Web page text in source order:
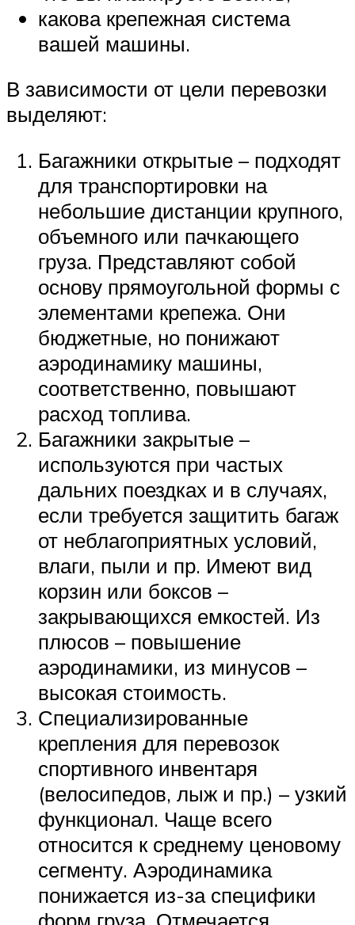
какова крепежная система
вашей машины.
В зависимости от цели перевозки
выделяют:
Багажники открытые – подходят
для транспортировки на
небольшие дистанции крупного,
объемного или пачкающего
груза. Представляют собой
основу прямоугольной формы с
элементами крепежа. Они
бюджетные, но понижают
аэродинамику машины,
соответственно, повышают
расход топлива.
Багажники закрытые –
используются при частых
дальних поездках и в случаях,
если требуется защитить багаж
от неблагоприятных условий,
влаги, пыли и пр. Имеют вид
корзин или боксов –
закрывающихся емкостей. Из
плюсов – повышение
аэродинамики, из минусов –
высокая стоимость.
Специализированные
крепления для перевозок
спортивного инвентаря
(велосипедов, лыж и пр.) – узкий
функционал. Чаще всего
относится к среднему ценовому
сегменту. Аэродинамика
понижается из-за специфики